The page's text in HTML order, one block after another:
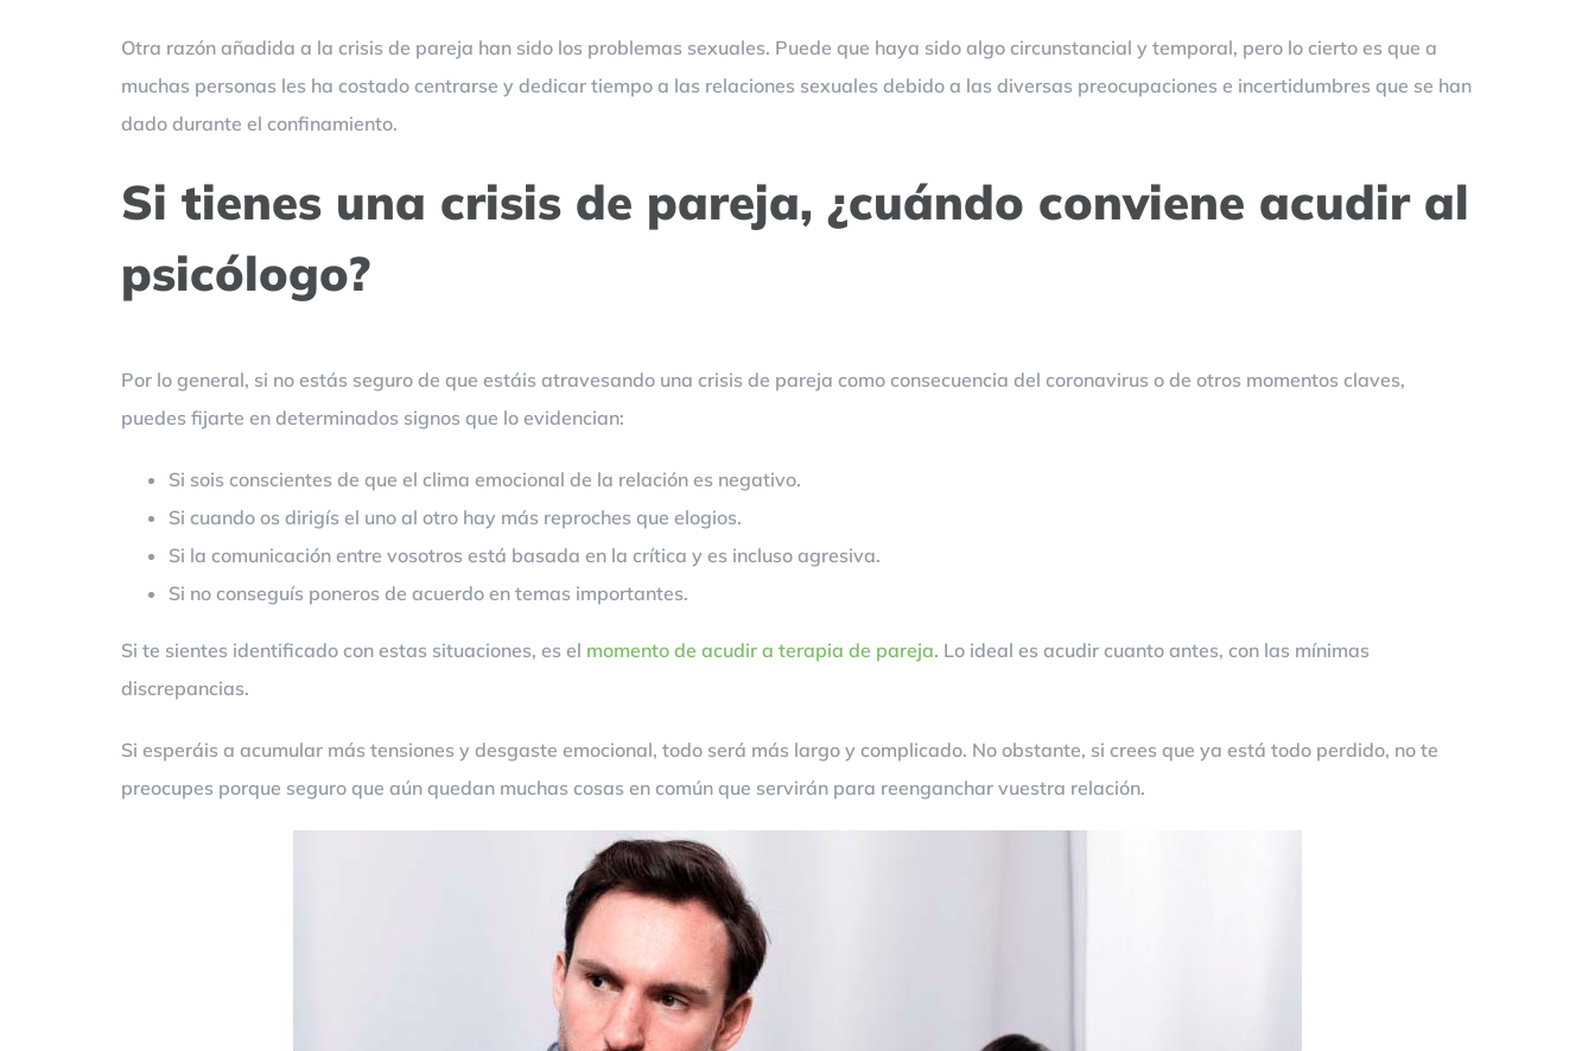
Otra razón añadida a la crisis de pareja han sido los problemas sexuales. Puede que haya sido algo circunstancial y temporal, pero lo cierto es que a
muchas personas les ha costado centrarse y dedicar tiempo a las relaciones sexuales debido a las diversas preocupaciones e incertidumbres que se han
dado durante el confinamiento.
Si tienes una crisis de pareja, ¿cuándo conviene acudir al
psicólogo?
Por lo general, si no estás seguro de que estáis atravesando una crisis de pareja como consecuencia del coronavirus o de otros momentos claves,
puedes fijarte en determinados signos que lo evidencian:
Si sois conscientes de que el clima emocional de la relación es negativo.
Si cuando os dirigís el uno al otro hay más reproches que elogios.
Si la comunicación entre vosotros está basada en la crítica y es incluso agresiva.
Si no conseguís poneros de acuerdo en temas importantes.
Si te sientes identificado con estas situaciones, es el momento de acudir a terapia de pareja. Lo ideal es acudir cuanto antes, con las mínimas
discrepancias.
Si esperáis a acumular más tensiones y desgaste emocional, todo será más largo y complicado. No obstante, si crees que ya está todo perdido, no te
preocupes porque seguro que aún quedan muchas cosas en común que servirán para reenganchar vuestra relación.